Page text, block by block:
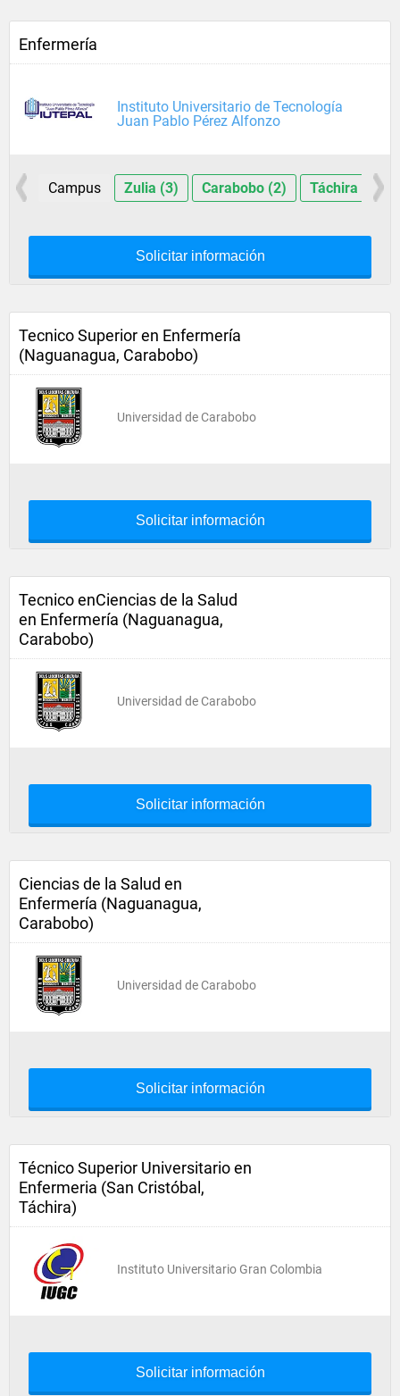
Enfermería
Instituto Universitario de Tecnología
Juan Pablo Pérez Alfonzo
Campus Zulia (3) Carabobo (2) Táchira (1)
Solicitar información
Tecnico Superior en Enfermería
(Naguanagua, Carabobo)
Universidad de Carabobo
Solicitar información
Tecnico enCiencias de la Salud
en Enfermería (Naguanagua,
Carabobo)
Universidad de Carabobo
Solicitar información
Ciencias de la Salud en
Enfermería (Naguanagua,
Carabobo)
Universidad de Carabobo
Solicitar información
Técnico Superior Universitario en
Enfermeria (San Cristóbal,
Táchira)
Instituto Universitario Gran Colombia
Solicitar información